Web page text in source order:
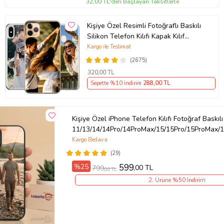
32,00 TL'den Başlayan Taksitlerle
Kişiye Özel Resimli Fotoğraflı Baskılı
Silikon Telefon Kılıfı Kapak Kılıf
(Telefon Modelleri Açıklamada)
(2675)
Kargo ile Teslimat
320,00 TL
Sepette %10 İndirim 288,00 TL
Kişiye Özel iPhone Telefon Kılıfı Fotoğraf Baskılı
11/13/14/14Pro/14ProMax/15/15Pro/
(29)
Kargo Bedava
%25 799,00 TL 599,00 TL
2. Ürüne %50 İndirim